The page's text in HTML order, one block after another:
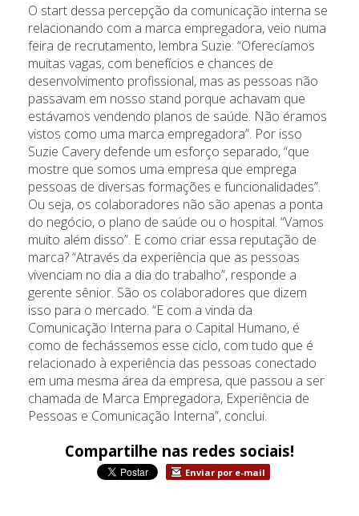
O start dessa percepção da comunicação interna se
relacionando com a marca empregadora, veio numa
feira de recrutamento, lembra Suzie: “Oferecíamos
muitas vagas, com benefícios e chances de
desenvolvimento profissional, mas as pessoas não
passavam em nosso stand porque achavam que
estávamos vendendo planos de saúde. Não éramos
vistos como uma marca empregadora”. Por isso
Suzie Cavery defende um esforço separado, “que
mostre que somos uma empresa que emprega
pessoas de diversas formações e funcionalidades”.
Ou seja, os colaboradores não são apenas a ponta
do negócio, o plano de saúde ou o hospital. “Vamos
muito além disso”. E como criar essa reputação de
marca? “Através da experiência que as pessoas
vivenciam no dia a dia do trabalho”, responde a
gerente sênior. São os colaboradores que dizem
isso para o mercado. “E com a vinda da
Comunicação Interna para o Capital Humano, é
como de fechássemos esse ciclo, com tudo que é
relacionado à experiência das pessoas conectado
em uma mesma área da empresa, que passou a ser
chamada de Marca Empregadora, Experiência de
Pessoas e Comunicação Interna”, conclui.
Compartilhe nas redes sociais!
Enviar por e-mail